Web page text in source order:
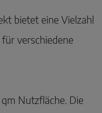
bietet eine Vielzahl
verschiedene
Nutzfläche. Die